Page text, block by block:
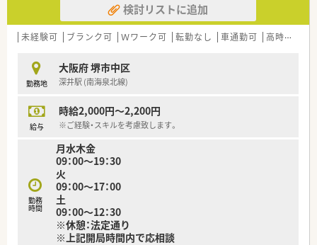
検討リストに追加
未経験可 ブランク可 Ｗワーク可 転勤なし 車通勤可 高時給(2,500円以上)
勤務地
大阪府 堺市中区
深井駅 (南海泉北線)
給与
時給2,000円～2,200円
※ご経験・スキルを考慮致します。
勤務
時間
月水木金
09：00～19：30
火
09：00～17：00
土
09：00～12：30
※休憩：法定通り
※上記開局時間内で応相談